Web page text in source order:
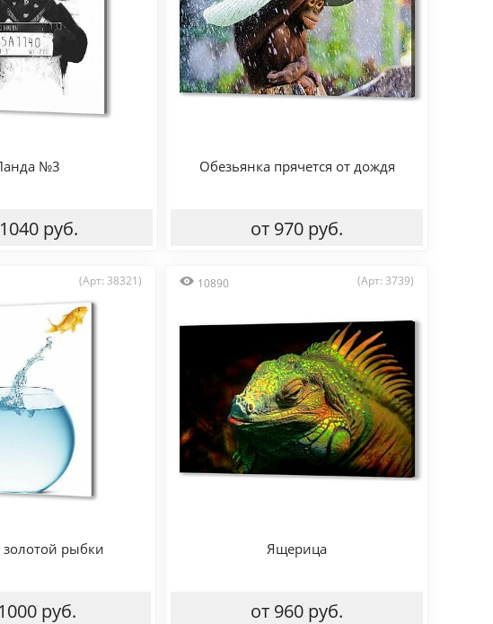
№3
руб.
Обезьянка прячется от дождя
от 970 руб.
(Арт: 38321)
рыбки
руб.
10890 (Арт: 3739)
Ящерица
от 960 руб.